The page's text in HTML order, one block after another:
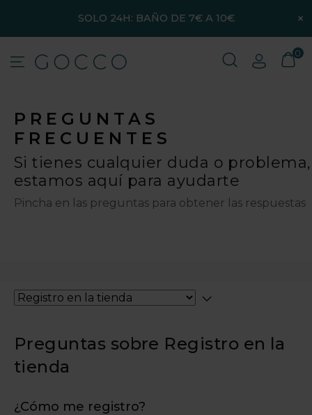
SOLO 24H: BAÑO DE 7€ A 10€ ×
0
PREGUNTAS
FRECUENTES
Si tienes cualquier duda o problema,
estamos aquí para ayudarte
Pincha en las preguntas para obtener las respuestas
Preguntas sobre Registro en la
tienda
¿Cómo me registro?